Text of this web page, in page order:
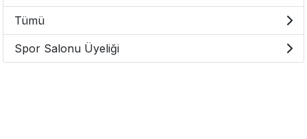
Tümü
Spor Salonu Üyeliği